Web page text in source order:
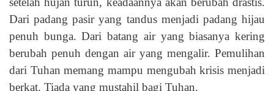
Dari padang pasir yang tandus menjadi padang hijau
penuh bunga. Dari batang air yang biasanya kering
berubah penuh dengan air yang mengalir. Pemulihan
dari Tuhan memang mampu mengubah krisis menjadi
berkat. Tiada yang mustahil bagi Tuhan.